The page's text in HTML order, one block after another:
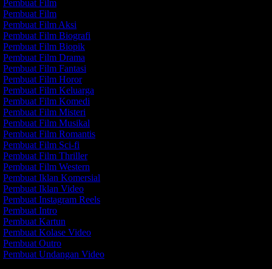
Pembuat Film
Pembuat Film
Pembuat Film Aksi
Pembuat Film Biografi
Pembuat Film Biopik
Pembuat Film Drama
Pembuat Film Fantasi
Pembuat Film Horor
Pembuat Film Keluarga
Pembuat Film Komedi
Pembuat Film Misteri
Pembuat Film Musikal
Pembuat Film Romantis
Pembuat Film Sci-fi
Pembuat Film Thriller
Pembuat Film Western
Pembuat Iklan Komersial
Pembuat Iklan Video
Pembuat Instagram Reels
Pembuat Intro
Pembuat Kartun
Pembuat Kolase Video
Pembuat Outro
Pembuat Undangan Video